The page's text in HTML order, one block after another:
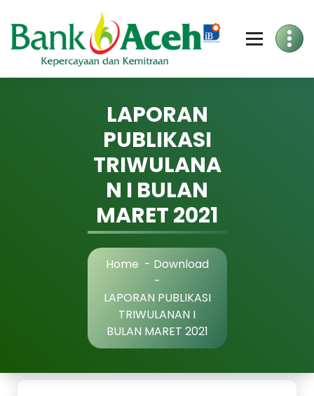
to
Content
LAPORAN
PUBLIKASI
TRIWULANA
N I BULAN
MARET 2021
Home - Download
-
LAPORAN PUBLIKASI
TRIWULANAN I
BULAN MARET 2021